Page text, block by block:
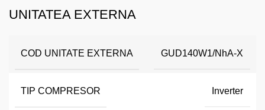
UNITATEA EXTERNA
COD UNITATE EXTERNA GUD140W1/NhA-X
TIP COMPRESOR Inverter